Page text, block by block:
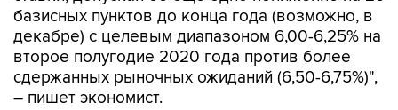
базисных пунктов до конца года (возможно, в
декабре) с целевым диапазоном 6,00-6,25% на
второе полугодие 2020 года против более
сдержанных рыночных ожиданий (6,50-6,75%)",
– пишет экономист.